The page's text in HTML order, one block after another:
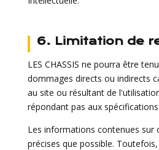
6. Limitation de
LES CHASSIS ne pourra être
dommages directs ou indirects
au site ou résultant de
répondant pas aux
Les informations contenues sur
précises que possible. Toutefois,